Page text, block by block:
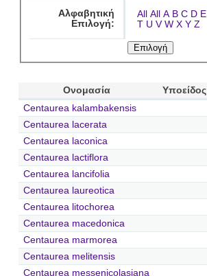
Αλφαβητική
Επιλογή:
All All A B C D E
T U V W X Y Z
Ονομασία Υποείδος
Centaurea kalambakensis
Centaurea lacerata
Centaurea laconica
Centaurea lactiflora
Centaurea lancifolia
Centaurea laureotica
Centaurea litochorea
Centaurea macedonica
Centaurea marmorea
Centaurea melitensis
Centaurea messenicolasiana